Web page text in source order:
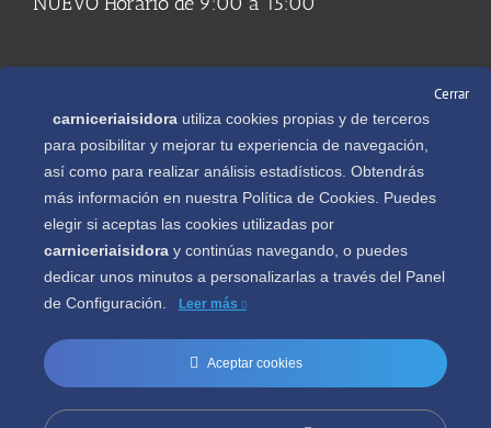
Descargate gratis nuestra APP en
Cerrar
carniceriaisidora utiliza cookies propias y de terceros
para posibilitar y mejorar tu experiencia de navegación,
así como para realizar análisis estadísticos. Obtendrás
más información en nuestra Política de Cookies. Puedes
elegir si aceptas las cookies utilizadas por
carniceriaisidora y continúas navegando, o puedes
dedicar unos minutos a personalizarlas a través del Panel
de Configuración.
Leer más
Aceptar cookies